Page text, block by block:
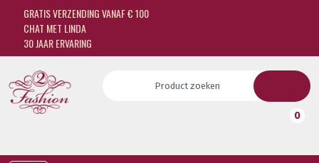
GRATIS VERZENDING VANAF € 100
CHAT MET LINDA
30 JAAR ERVARING
0